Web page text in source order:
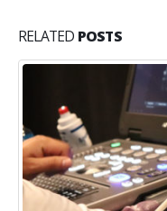
RELATED POSTS
Aug
Salud
del suicidio
La sonrisa
afectuoso
entre...
read more